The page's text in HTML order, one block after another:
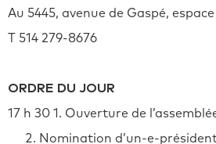
Au 5445, avenue de Gaspé,
T 514 279-8676
ORDRE DU JOUR
17 h 30 1. Ouverture de
Nomination d’un-e-